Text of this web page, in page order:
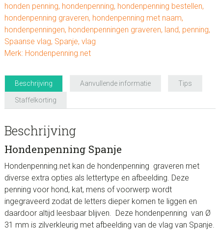
honden penning, hondenpenning, hondenpenning bestellen,
hondenpenning graveren, hondenpenning met naam,
hondenpenningen, hondenpenningen graveren, land, penning,
Spaanse vlag, Spanje, vlag
Merk: Hondenpenning.net
Beschrijving Aanvullende informatie Tips
Staffelkorting
Beschrijving
Hondenpenning Spanje
Hondenpenning.net kan de hondenpenning graveren met
diverse extra opties als lettertype en afbeelding. Deze
penning voor hond, kat, mens of voorwerp wordt
ingegraveerd zodat de letters dieper komen te liggen en
daardoor altijd leesbaar blijven. Deze hondenpenning van Ø
31 mm is zilverkleurig met afbeelding van de vlag van Spanje.